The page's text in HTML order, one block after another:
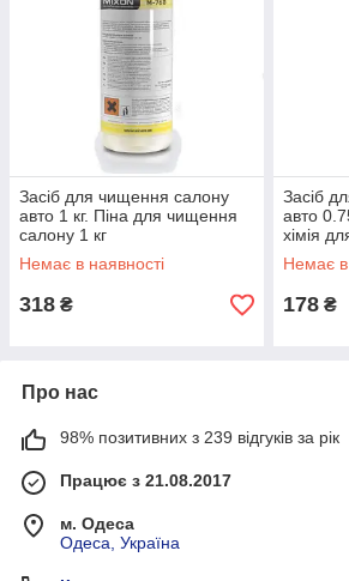
Засіб для чищення салону
авто 1 кг. Піна для чищення
салону 1 кг
Немає в наявності
318 ₴
Засіб
авто
хімія
авто 0.75
Немає в
178 ₴
Про нас
98% позитивних з 239 відгуків за рік
Працює з 21.08.2017
м. Одеса
Одеса, Україна